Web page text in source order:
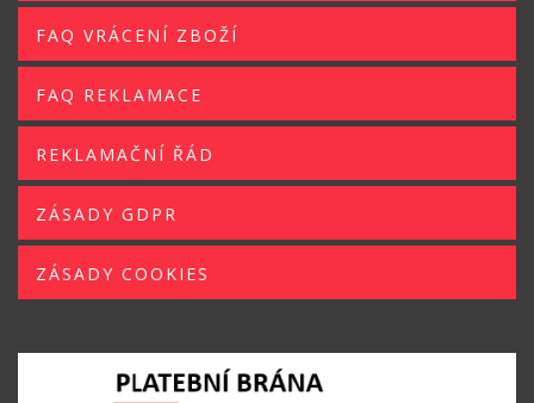
FAQ VRÁCENÍ ZBOŽÍ
FAQ REKLAMACE
REKLAMAČNÍ ŘÁD
ZÁSADY GDPR
ZÁSADY COOKIES